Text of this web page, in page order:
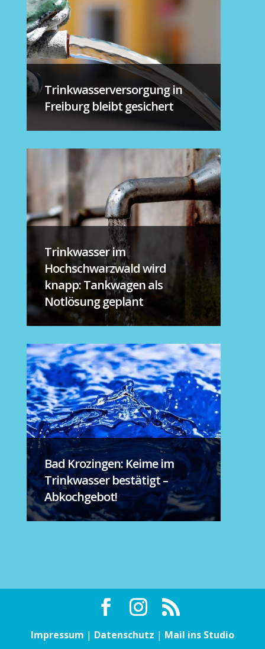
Trinkwasserversorgung in
Freiburg bleibt gesichert
Trinkwasser im
Hochschwarzwald wird
knapp: Tankwagen als
Notlösung geplant
Bad Krozingen: Keime im
Trinkwasser bestätigt –
Abkochgebot!
Impressum | Datenschutz | Mail ins Studio